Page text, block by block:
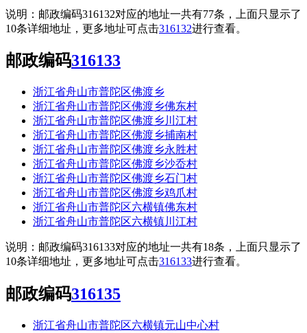
说明：邮政编码316132对应的地址一共有77条，上面只显示了
10条详细地址，更多地址可点击316132进行查看。
邮政编码316133
浙江省舟山市普陀区佛渡乡
浙江省舟山市普陀区佛渡乡佛东村
浙江省舟山市普陀区佛渡乡川江村
浙江省舟山市普陀区佛渡乡捕南村
浙江省舟山市普陀区佛渡乡永胜村
浙江省舟山市普陀区佛渡乡沙岙村
浙江省舟山市普陀区佛渡乡石门村
浙江省舟山市普陀区佛渡乡鸡爪村
浙江省舟山市普陀区六横镇佛东村
浙江省舟山市普陀区六横镇川江村
说明：邮政编码316133对应的地址一共有18条，上面只显示了
10条详细地址，更多地址可点击316133进行查看。
邮政编码316135
浙江省舟山市普陀区六横镇元山中心村